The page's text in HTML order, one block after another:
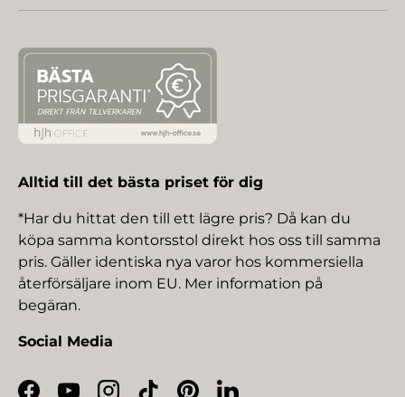
Alltid till det bästa priset för dig
*Har du hittat den till ett lägre pris? Då kan du
köpa samma kontorsstol direkt hos oss till samma
pris. Gäller identiska nya varor hos kommersiella
återförsäljare inom EU. Mer information på
begäran.
Social Media